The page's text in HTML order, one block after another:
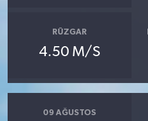
RÜZGAR
4.50 M/S
09 AĞUSTOS